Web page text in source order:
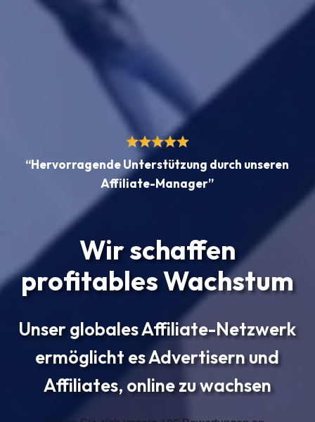
“Hervorragende Unterstützung durch unseren
Affiliate-Manager”
Wir schaffen
profitables Wachstum
Unser globales Affiliate-Netzwerk
ermöglicht es Advertisern und
Affiliates, online zu wachsen